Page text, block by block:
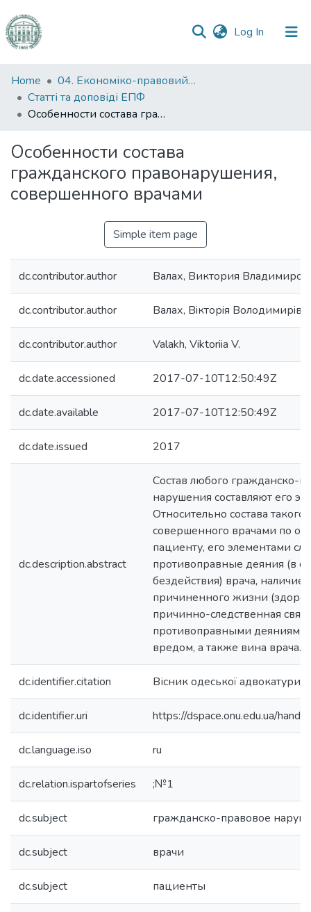
Log In (current)
Communities
&
Collections
Statistics
Home
04. Економіко-правовий факультет
Статті та доповіді ЕПФ
Особенности состава гражданского правонарушения, совершенного врачами
Особенности состава
гражданского правонарушения,
совершенного врачами
Simple item page
dc.contributor.author Валах, Виктория
dc.contributor.author Валах, Вiкторiя
dc.contributor.author Valakh, Viktoriia V.
dc.date.accessioned 2017-07-10T12:50:49Z
dc.date.available 2017-07-10T12:50:49Z
dc.date.issued 2017
dc.description.abstract
Состав любого гражданско-
нарушения составляют его
Относительно состава
совершенного врачами по
пациенту, его элементами
противоправные деяния (в
бездействия) врача, наличие
причиненного жизни
причинно-следственная
противоправными
вредом, а также вина врача.
dc.identifier.citation Вісник одеської адвокатури.
dc.identifier.uri https://dspace.onu.edu.ua/
dc.language.iso ru
dc.relation.ispartofseries ;№1
dc.subject гражданско-правовое
dc.subject врачи
dc.subject пациенты